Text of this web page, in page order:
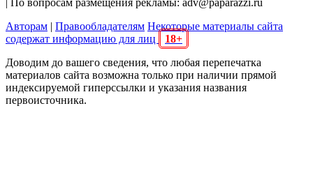
| По вопросам размещения рекламы: adv@paparazzi.ru
Авторам
Правообладателям Некоторые материалы сайта
содержат информацию для лиц
18+
Доводим до вашего сведения, что любая перепечатка
материалов сайта возможна только при наличии прямой
индексируемой гиперссылки и указания названия
первоисточника.